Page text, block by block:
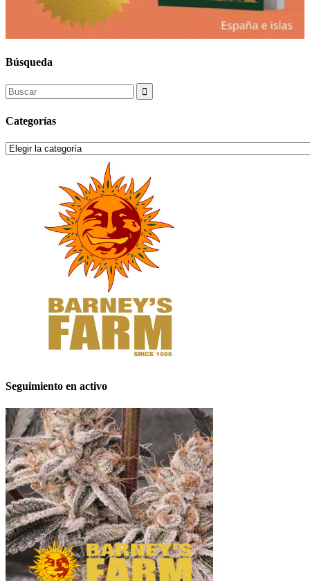
Búsqueda
Search
for:
Categorías
Categorías
Seguimiento en activo